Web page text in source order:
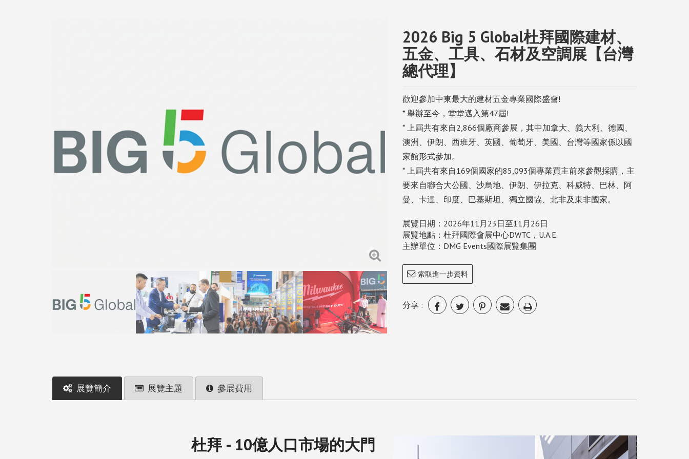
2026 Big 5 Global杜拜國際建材、
五金、工具、石材及空調展【台灣
總代理】
歡迎參加中東最大的建材五金專業國際盛會!
* 舉辦至今，堂堂邁入第47屆!
* 上屆共有來自2,866個廠商參展，其中加拿大、義大利、德國、
澳洲、伊朗、西班牙、英國、葡萄牙、美國、台灣等國家係以國
家館形式參加。
* 上屆共有來自169個國家的85,093個專業買主前來參觀採購，主
要來自聯合大公國、沙烏地、伊朗、伊拉克、科威特、巴林、阿
曼、卡達、印度、巴基斯坦、獨立國協、北非及東非國家。
展覽日期：2026年11月23日至11月26日
展覽地點：杜拜國際會展中心DWTC，U.A.E.
主辦單位：DMG Events國際展覽集團
索取進一步資料
分享 :
展覽簡介 展覽主題 參展費用
杜拜 - 10億人口市場的大門